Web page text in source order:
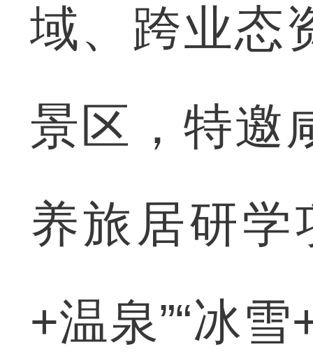
域、跨业态
景区，特邀
养旅居研学
+温泉”“冰